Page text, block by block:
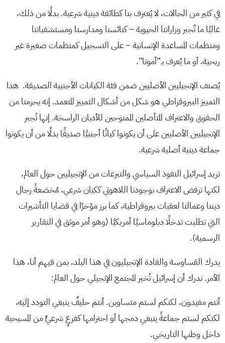
في كثير من الحالات، لا يُعترف بنا كطائفة دينية شرعية. بدلًا من ذلك،
غالبًا ما تُجبر وزاراتنا الحيوية – كنائسنا ومدارسنا ومستشفياتنا
ومنظمات المساعدة الإنسانية – على التسجيل كمنظمات صغيرة غير
ربحية، أو ما يُعرف بـ”أموتا”.
يُصنف الإنجيليين الأصليين ضمن فئة الكيانات الأجنبية الصديقة. هذا
التمييز البيروقراطي هو شكل من أشكال التمييز المتعمد. إنه يحرمنا من
الحقوق والاعتراف المتأصلين الممنوحين للأديان الراسخة. إنها تُجبر
الإنجيليين الأصليين على أن يكونوا كيانًا أجنبيًا صديقًا بدلًا من أن يكونوا
جماعة دينية أصلية شرعية.
تريد إسرائيل النفوذ السياسي والتبرعات من الإنجيليين حول العالم،
لكنها ترفض الاعتراف بوجودنا اللاهوتي ككيان شرعي، مُخضعةً رجال
ديننا وعمالنا لعقبات بيروقراطية، كما برز مؤخرًا في قضايا التأشيرات
التي تطلبت تدخلًا دبلوماسيًا أمريكيًا (وهو أمر موثق في التقارير
الرسمية).
يدرك القساوسة والقادة الإنجيليون في هذا البلد، بمن فيهم أنا، هذا
الأمر. ندرك أن إسرائيل تُخبر المجتمع الإنجيلي حول العالم:
أنتم مفيدون، لكنكم لستم متساوين. أنتم حليفٌ ينبغي التودد إليه،
لكنكم لستم جماعةً ينبغي دمجها أو احترامها كفرعٍ شرعيٍّ من المسيحية
داخل وطنها التاريخي.